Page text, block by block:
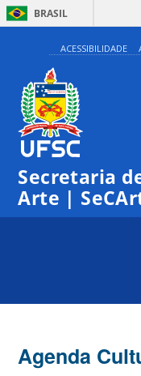
BRASIL
ACESSIBILIDADE
Secretaria
Arte |
Agenda